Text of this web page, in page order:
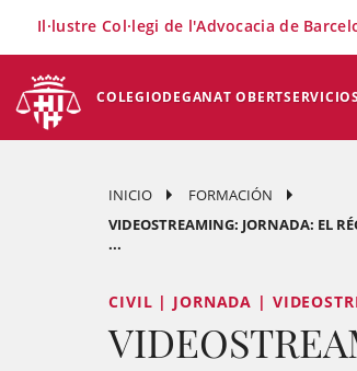
COLEGIODEGANAT OBERT
Il·lustre Col·legi de l'Advocacia de
INICIO
FORMACIÓN
VIDEOSTREAMING: JORNADA: EL
...
CIVIL | JORNADA |